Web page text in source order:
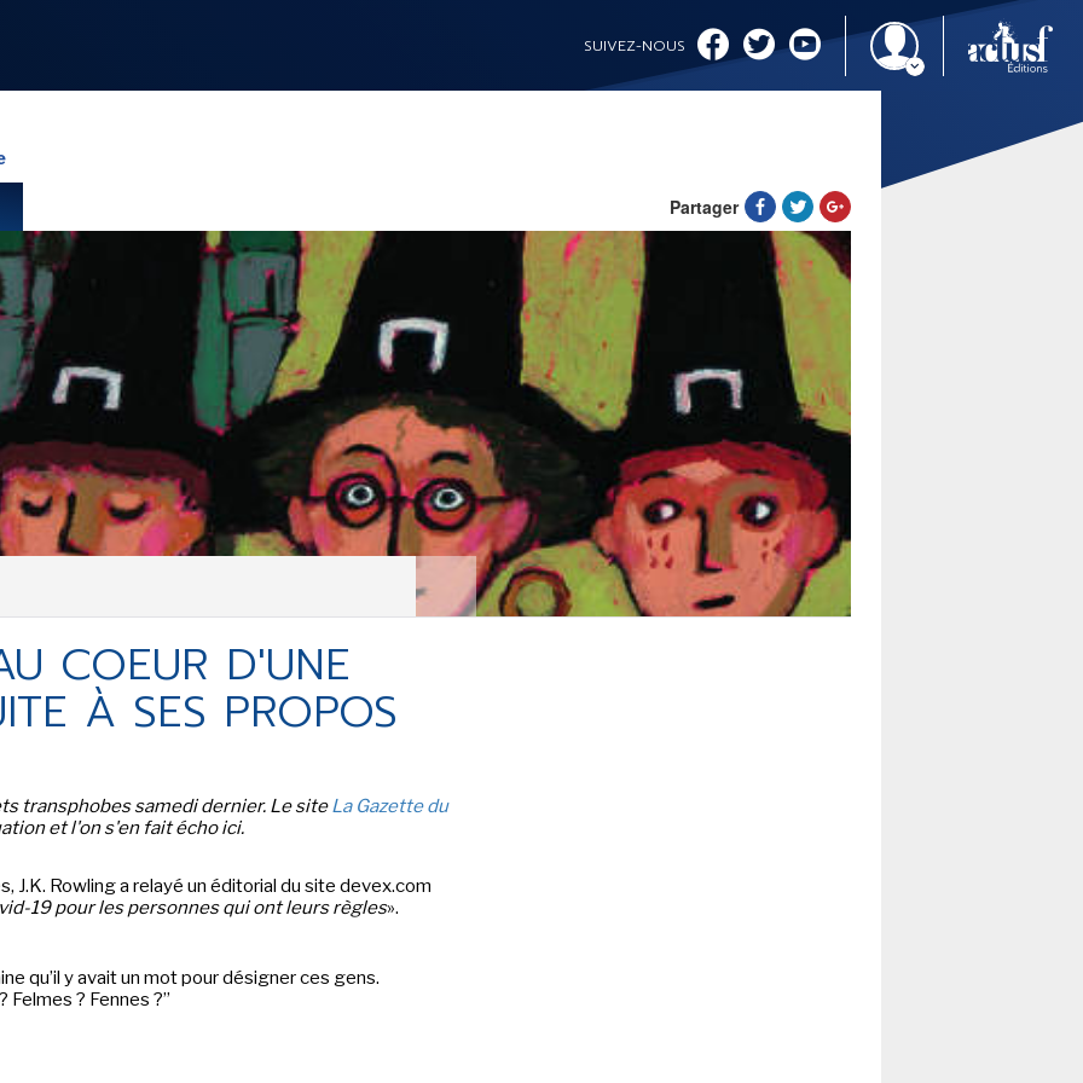
SUIVEZ-NOUS
LES UTOPIALES 2025 IMAGINALES 2026
SENSE OF WONDER CINÉMA ET SÉRIES
LES ACTUALITÉS DE J.R.R.
LE MOT DES ÉDITIONS
ACTUSF
VOIR TOUTES LES RUBRIQUES
CONVENTION
DÉBAT
L'AGENDA
DERNIERS
Partager
COEUR D'UNE
À SES PROPOS
transphobes samedi dernier. Le siteLa Gazette du
et l'on s'en fait écho ici.
J.K. Rowling a relayé un éditorial du site devex.com
19 pour les personnes qui ont leurs règles».
qu’il y avait un mot pour désigner ces gens.
Felmes ? Fennes ?”